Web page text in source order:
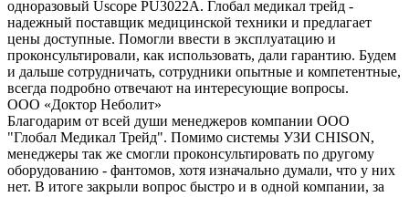
одноразовый Uscope PU3022A. Глобал медикал трейд -
надежный поставщик медицинской техники и предлагает
цены доступные. Помогли ввести в эксплуатацию и
проконсультировали, как использовать, дали гарантию. Будем
и дальше сотрудничать, сотрудники опытные и компетентные,
всегда подробно отвечают на интересующие вопросы.
ООО «Доктор Неболит»
Благодарим от всей души менеджеров компании ООО
"Глобал Медикал Трейд". Помимо системы УЗИ CHISON,
менеджеры так же смогли проконсультировать по другому
оборудованию - фантомов, хотя изначально думали, что у них
нет. В итоге закрыли вопрос быстро и в одной компании, за